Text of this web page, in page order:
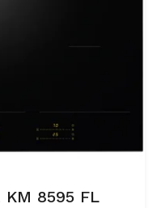
8595 FL